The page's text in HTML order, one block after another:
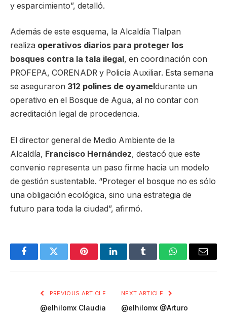
y esparcimiento”, detalló.
Además de este esquema, la Alcaldía Tlalpan
realiza operativos diarios para proteger los
bosques contra la tala ilegal , en coordinación con
PROFEPA, CORENADR y Policía Auxiliar. Esta semana
se aseguraron 312 polines de oyamel durante un
operativo en el Bosque de Agua, al no contar con
acreditación legal de procedencia.
El director general de Medio Ambiente de la
Alcaldía, Francisco Hernández, destacó que este
convenio representa un paso firme hacia un modelo
de gestión sustentable. “Proteger el bosque no es sólo
una obligación ecológica, sino una estrategia de
futuro para toda la ciudad”, afirmó.
FacebookTwitter PinterestLinkedInTumblr WhatsAppEmail
PREVIOUS ARTICLE
@elhilomx Claudia
NEXT ARTICLE
@elhilomx @Arturo